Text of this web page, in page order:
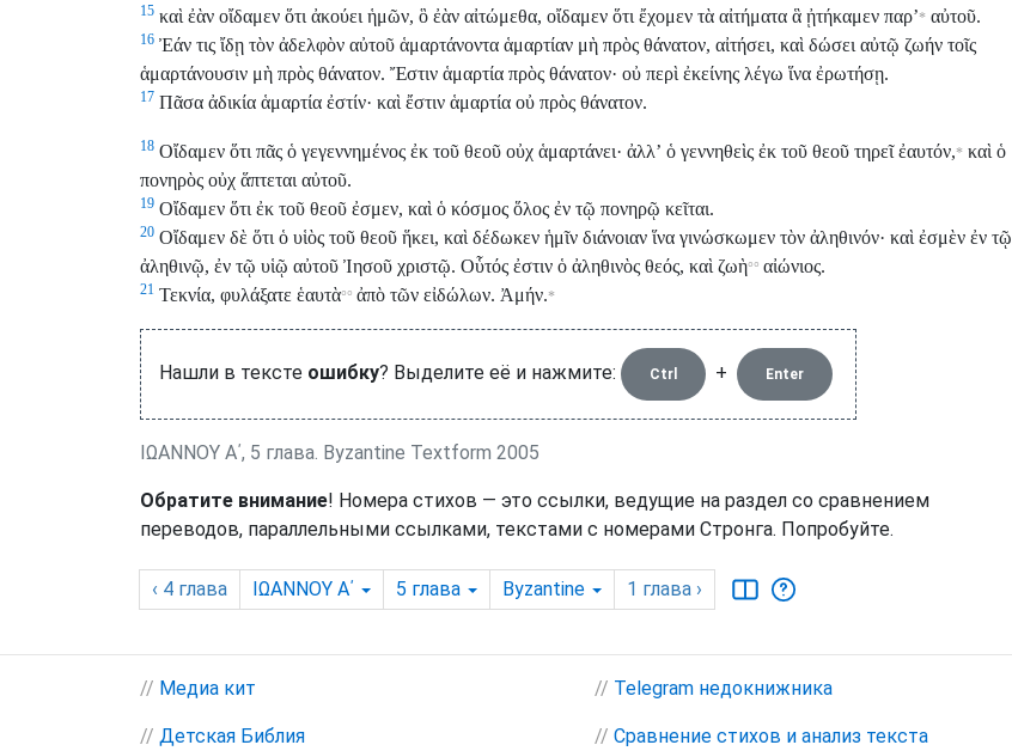
15 καὶ ἐὰν οἴδαμεν ὅτι ἀκούει ἡμῶν, ὃ ἐὰν αἰτώμεθα, οἴδαμεν ὅτι ἔχομεν τὰ αἰτήματα ἃ ᾐτήκαμεν παρʼ* αὐτοῦ.
16 Ἐάν τις ἴδῃ τὸν ἀδελφὸν αὐτοῦ ἁμαρτάνοντα ἁμαρτίαν μὴ πρὸς θάνατον, αἰτήσει, καὶ δώσει αὐτῷ ζωήν τοῖς
ἁμαρτάνουσιν μὴ πρὸς θάνατον. Ἔστιν ἁμαρτία πρὸς θάνατον· οὐ περὶ ἐκείνης λέγω ἵνα ἐρωτήσῃ.
17 Πᾶσα ἀδικία ἁμαρτία ἐστίν· καὶ ἔστιν ἁμαρτία οὐ πρὸς θάνατον.
18 Οἴδαμεν ὅτι πᾶς ὁ γεγεννημένος ἐκ τοῦ θεοῦ οὐχ ἁμαρτάνει· ἀλλʼ ὁ γεννηθεὶς ἐκ τοῦ θεοῦ τηρεῖ ἐαυτόν,* καὶ ὁ
πονηρὸς οὐχ ἅπτεται αὐτοῦ.
19 Οἴδαμεν ὅτι ἐκ τοῦ θεοῦ ἐσμεν, καὶ ὁ κόσμος ὅλος ἐν τῷ πονηρῷ κεῖται.
20 Οἴδαμεν δὲ ὅτι ὁ υἱὸς τοῦ θεοῦ ἥκει, καὶ δέδωκεν ἡμῖν διάνοιαν ἵνα γινώσκωμεν τὸν ἀληθινόν· καὶ ἐσμὲν ἐν τῷ
ἀληθινῷ, ἐν τῷ υἱῷ αὐτοῦ Ἰησοῦ χριστῷ. Οὗτός ἐστιν ὁ ἀληθινὸς θεός, καὶ ζωὴ°° αἰώνιος.
21 Τεκνία, φυλάξατε ἑαυτὰ°° ἀπὸ τῶν εἰδώλων. Ἀμήν.*
Нашли в тексте ошибку? Выделите её и нажмите: Ctrl + Enter
ΙΩΑΝΝΟΥ Α΄, 5 глава. Byzantine Textform 2005
Обратите внимание! Номера стихов — это ссылки, ведущие на раздел со сравнением
переводов, параллельными ссылками, текстами с номерами Стронга. Попробуйте.
‹ 4 глава ΙΩΑΝΝΟΥ Α΄ 5 глава Byzantine 1 глава ›
// Медиа кит // Telegram недокнижника
// Детская Библия // Сравнение стихов и анализ текста